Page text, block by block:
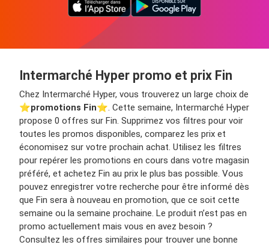
Intermarché Hyper promo et prix Fin
Chez Intermarché Hyper, vous trouverez un large choix de
⭐️promotions Fin⭐️. Cette semaine, Intermarché Hyper
propose 0 offres sur Fin. Supprimez vos filtres pour voir
toutes les promos disponibles, comparez les prix et
économisez sur votre prochain achat. Utilisez les filtres
pour repérer les promotions en cours dans votre magasin
préféré, et achetez Fin au prix le plus bas possible. Vous
pouvez enregistrer votre recherche pour être informé dès
que Fin sera à nouveau en promotion, que ce soit cette
semaine ou la semaine prochaine. Le produit n’est pas en
promo actuellement mais vous en avez besoin ?
Consultez les offres similaires pour trouver une bonne